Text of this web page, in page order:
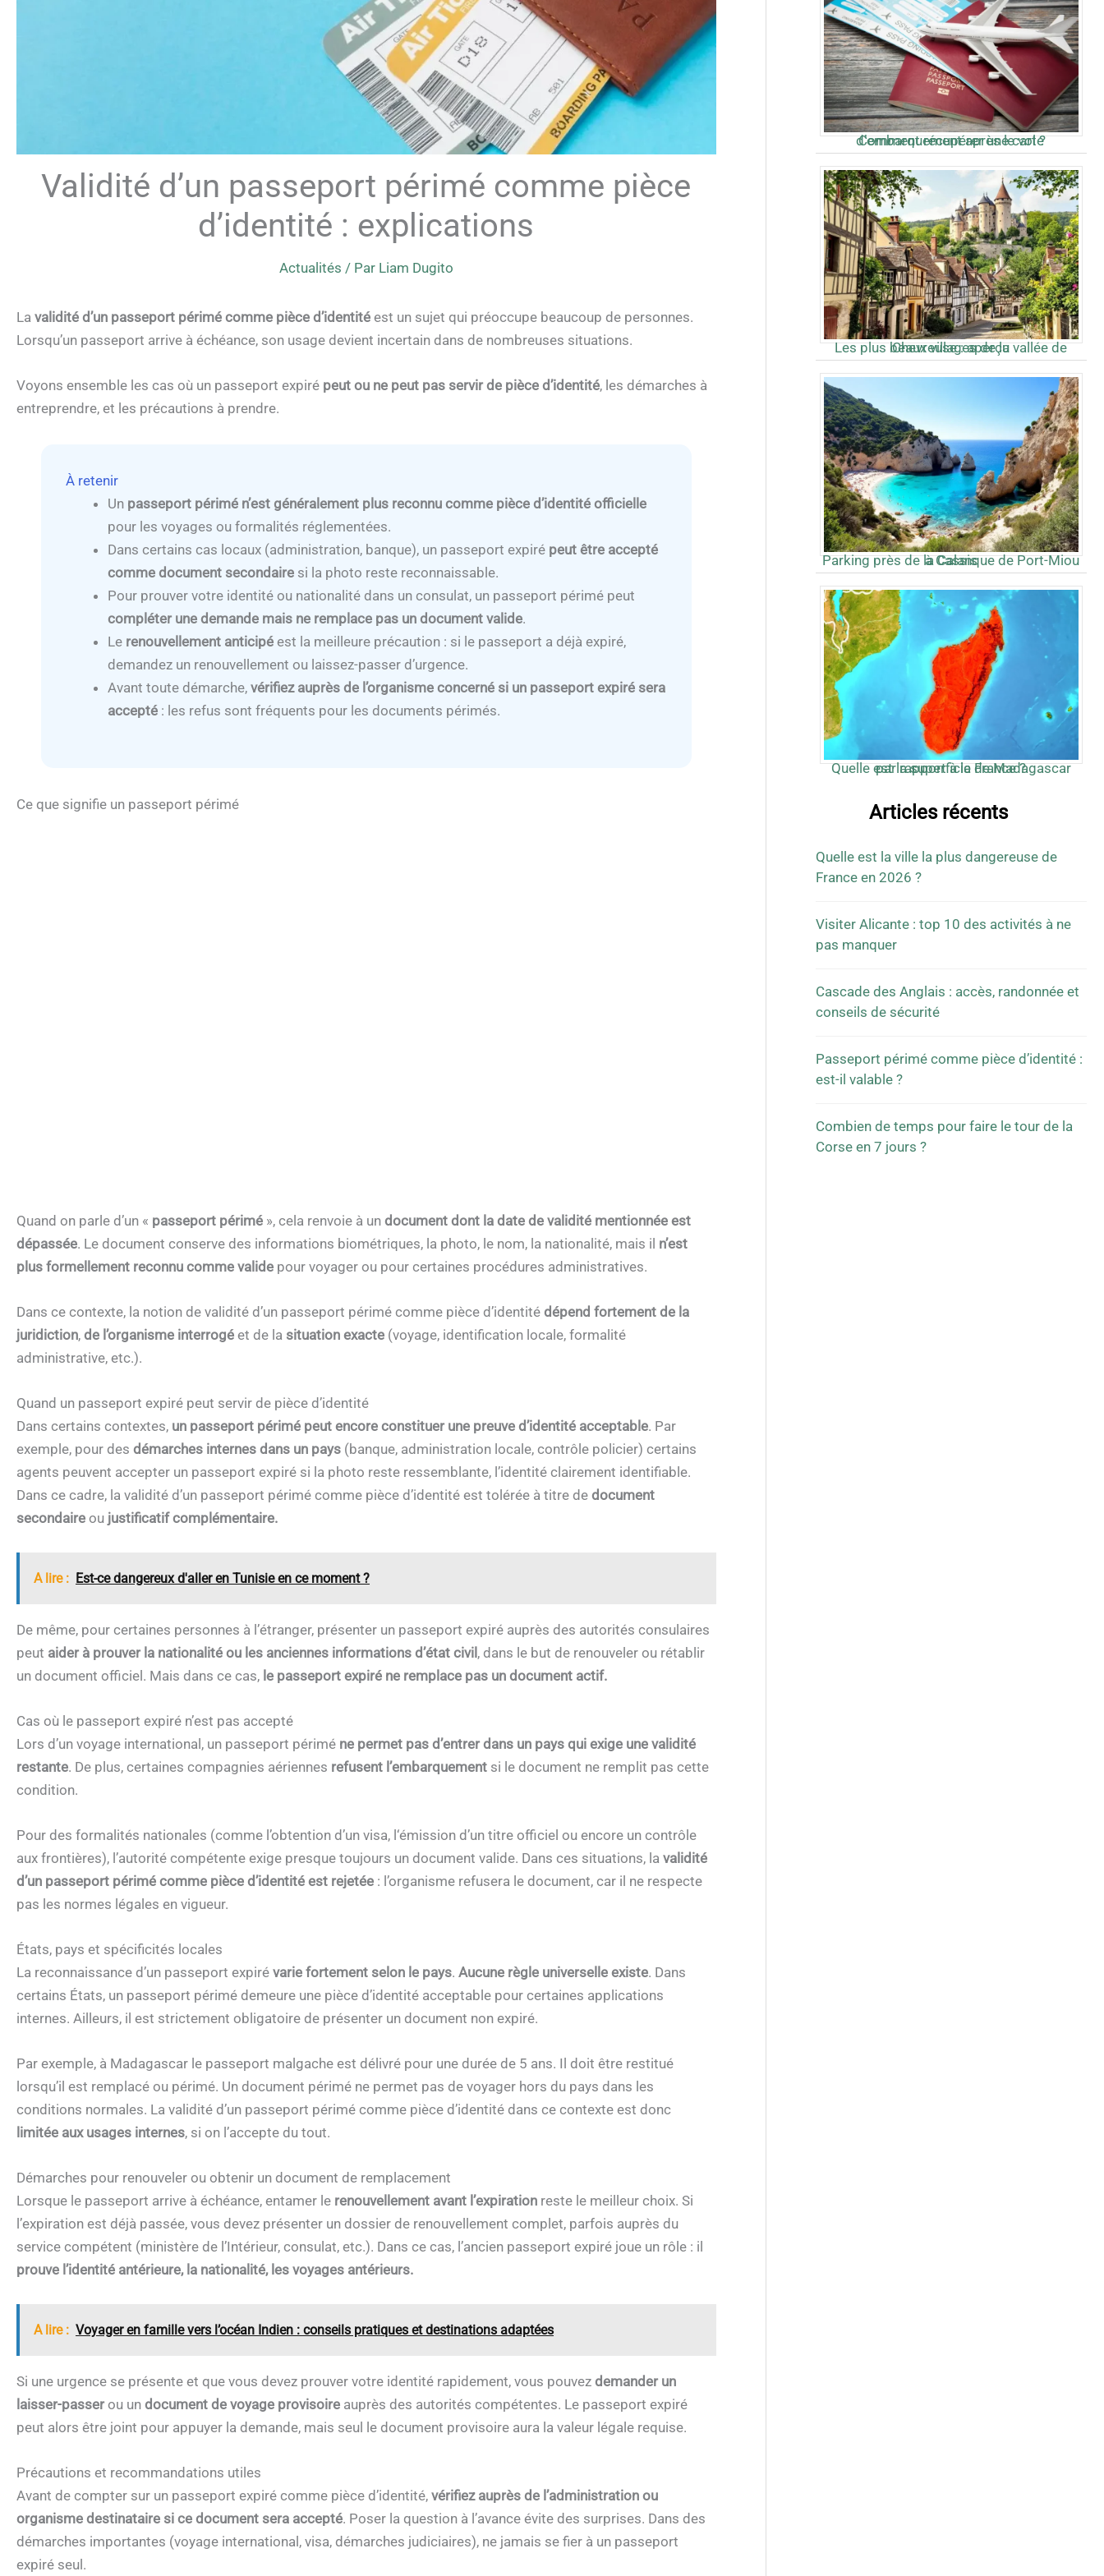
Validité d’un passeport périmé comme pièce
d’identité : explications
Actualités / Par Liam Dugito
La validité d’un passeport périmé comme pièce d’identité est un sujet qui préoccupe beaucoup de personnes.
Lorsqu’un passeport arrive à échéance, son usage devient incertain dans de nombreuses situations.
Voyons ensemble les cas où un passeport expiré peut ou ne peut pas servir de pièce d’identité, les démarches à
entreprendre, et les précautions à prendre.
À retenir
Un passeport périmé n’est généralement plus reconnu comme pièce d’identité officielle
pour les voyages ou formalités réglementées.
Dans certains cas locaux (administration, banque), un passeport expiré peut être accepté
comme document secondaire si la photo reste reconnaissable.
Pour prouver votre identité ou nationalité dans un consulat, un passeport périmé peut
compléter une demande mais ne remplace pas un document valide.
Le renouvellement anticipé est la meilleure précaution : si le passeport a déjà expiré,
demandez un renouvellement ou laissez-passer d’urgence.
Avant toute démarche, vérifiez auprès de l’organisme concerné si un passeport expiré sera
accepté : les refus sont fréquents pour les documents périmés.
Ce que signifie un passeport périmé
Quand on parle d’un « passeport périmé », cela renvoie à un document dont la date de validité mentionnée est
dépassée. Le document conserve des informations biométriques, la photo, le nom, la nationalité, mais il n’est
plus formellement reconnu comme valide pour voyager ou pour certaines procédures administratives.
Dans ce contexte, la notion de validité d’un passeport périmé comme pièce d’identité dépend fortement de la
juridiction, de l’organisme interrogé et de la situation exacte (voyage, identification locale, formalité
administrative, etc.).
Quand un passeport expiré peut servir de pièce d’identité
Dans certains contextes, un passeport périmé peut encore constituer une preuve d’identité acceptable. Par
exemple, pour des démarches internes dans un pays (banque, administration locale, contrôle policier) certains
agents peuvent accepter un passeport expiré si la photo reste ressemblante, l’identité clairement identifiable.
Dans ce cadre, la validité d’un passeport périmé comme pièce d’identité est tolérée à titre de document
secondaire ou justificatif complémentaire.
A lire : Est-ce dangereux d'aller en Tunisie en ce moment ?
De même, pour certaines personnes à l’étranger, présenter un passeport expiré auprès des autorités consulaires
peut aider à prouver la nationalité ou les anciennes informations d’état civil, dans le but de renouveler ou rétablir
un document officiel. Mais dans ce cas, le passeport expiré ne remplace pas un document actif.
Cas où le passeport expiré n’est pas accepté
Lors d’un voyage international, un passeport périmé ne permet pas d’entrer dans un pays qui exige une validité
restante. De plus, certaines compagnies aériennes refusent l’embarquement si le document ne remplit pas cette
condition.
Pour des formalités nationales (comme l’obtention d’un visa, l‘émission d’un titre officiel ou encore un contrôle
aux frontières), l’autorité compétente exige presque toujours un document valide. Dans ces situations, la validité
d’un passeport périmé comme pièce d’identité est rejetée : l’organisme refusera le document, car il ne respecte
pas les normes légales en vigueur.
États, pays et spécificités locales
La reconnaissance d’un passeport expiré varie fortement selon le pays. Aucune règle universelle existe. Dans
certains États, un passeport périmé demeure une pièce d’identité acceptable pour certaines applications
internes. Ailleurs, il est strictement obligatoire de présenter un document non expiré.
Par exemple, à Madagascar le passeport malgache est délivré pour une durée de 5 ans. Il doit être restitué
lorsqu’il est remplacé ou périmé. Un document périmé ne permet pas de voyager hors du pays dans les
conditions normales. La validité d’un passeport périmé comme pièce d’identité dans ce contexte est donc
limitée aux usages internes, si on l’accepte du tout.
Démarches pour renouveler ou obtenir un document de remplacement
Lorsque le passeport arrive à échéance, entamer le renouvellement avant l’expiration reste le meilleur choix. Si
l’expiration est déjà passée, vous devez présenter un dossier de renouvellement complet, parfois auprès du
service compétent (ministère de l’Intérieur, consulat, etc.). Dans ce cas, l’ancien passeport expiré joue un rôle : il
prouve l’identité antérieure, la nationalité, les voyages antérieurs.
A lire : Voyager en famille vers l’océan Indien : conseils pratiques et destinations adaptées
Si une urgence se présente et que vous devez prouver votre identité rapidement, vous pouvez demander un
laisser-passerou un document de voyage provisoire auprès des autorités compétentes. Le passeport expiré
peut alors être joint pour appuyer la demande, mais seul le document provisoire aura la valeur légale requise.
Précautions et recommandations utiles
Avant de compter sur un passeport expiré comme pièce d’identité, vérifiez auprès de l’administration ou
organisme destinataire si ce document sera accepté. Poser la question à l’avance évite des surprises. Dans des
démarches importantes (voyage international, visa, démarches judiciaires), ne jamais se fier à un passeport
expiré seul.
Comment récupérer une carte d’embarquement après le vol ?
Les plus beaux villages de la vallée de Chevreuse : aperçu
Parking près de la Calanque de Port-Miou à Cassis
Quelle est la superficie de Madagascar par rapport à la France ?
Articles récents
Quelle est la ville la plus dangereuse de
France en 2026 ?
Visiter Alicante : top 10 des activités à ne
pas manquer
Cascade des Anglais : accès, randonnée et
conseils de sécurité
Passeport périmé comme pièce d’identité :
est-il valable ?
Combien de temps pour faire le tour de la
Corse en 7 jours ?